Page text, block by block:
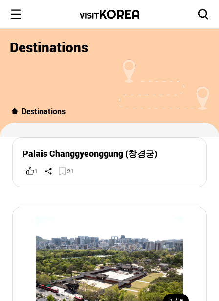
Destinations
Destinations
Palais Changgyeonggung (창경궁)
1 21